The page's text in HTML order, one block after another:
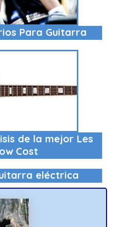
Para Guitarra
de la mejor Les
Cost
eléctrica